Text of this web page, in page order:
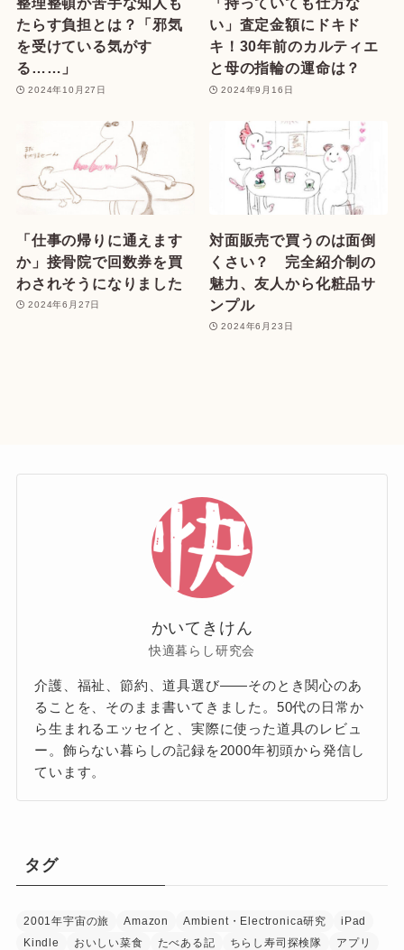
たらす負担とは？「邪気
を受けている気がす
る……」
2024年10月27日
い」査定金額にドキド
キ！30年前のカルティエ
と母の指輪の運命は？
2024年9月16日
「仕事の帰りに通えます
か」接骨院で回数券を買
わされそうになりました
2024年6月27日
対面販売で買うのは面倒
くさい？ 完全紹介制の
魅力、友人から化粧品サ
ンプル
2024年6月23日
かいてきけん
快適暮らし研究会
介護、福祉、節約、道具選び——そのとき関心のあ
ることを、そのまま書いてきました。50代の日常か
ら生まれるエッセイと、実際に使った道具のレビュ
ー。飾らない暮らしの記録を2000年初頭から発信し
ています。
タグ
2001年宇宙の旅 Amazon Ambient・Electronica研究
iPad
Kindle
おいしい菜食 たべある記 ちらし寿司探検隊
アプリ